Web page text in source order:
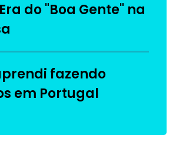
do "Boa Gente" na
fazendo
em Portugal